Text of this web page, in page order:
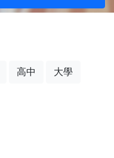
高中 大學